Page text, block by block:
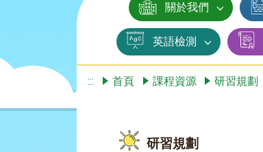
關於我們
英語檢測
::: 首頁 課程資源 研習規劃
研習規劃